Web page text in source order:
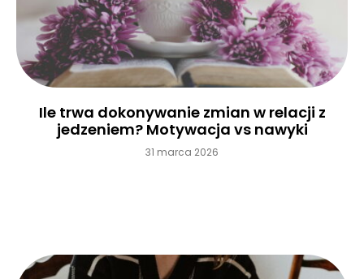
Ile trwa dokonywanie zmian w relacji z
jedzeniem? Motywacja vs nawyki
31 marca 2026